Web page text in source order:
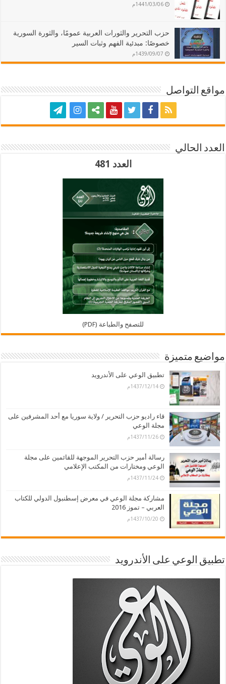
1441/03/06م
حزب التحرير والثورات العربية عمومًا، والثورة السورية
خصوصًا: مبدئية الفهم وثبات السير
1439/09/07م
مواقع التواصل
العدد الحالي
العدد 481
للتصفح والطباعة (PDF)
مواضيع متميزة
تطبيق الوعي على الأندرويد
1437/12/14م
قاء راديو حزب التحرير / ولاية سوريا مع أحد المشرفين على
مجلة الوعي
1437/11/26م
رسالة أمير حزب التحرير الموجهة للقائمين على مجلة
الوعي ومختارات من المكتب الإعلامي
1437/11/24م
مشاركة مجلة الوعي في معرض إسطنبول الدولي للكتاب
العربي – تموز 2016
1437/10/20م
تطبيق الوعي على الأندرويد